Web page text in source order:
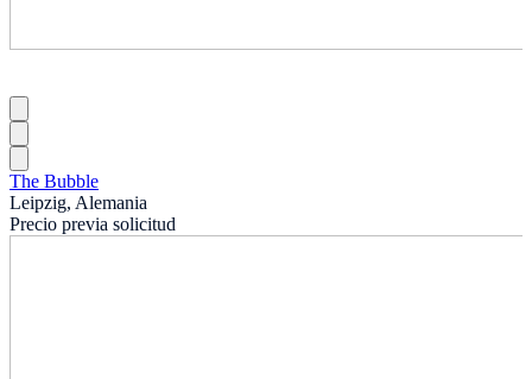
The Bubble
Leipzig, Alemania
Precio previa solicitud